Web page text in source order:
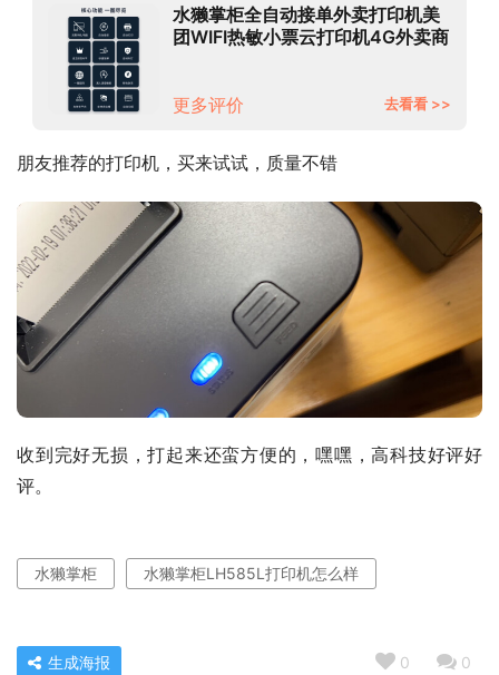
水獭掌柜全自动接单外卖打印机美
团WIFI热敏小票云打印机4G外卖商
+手动撕纸
更多评价 去看看 >>
朋友推荐的打印机，买来试试，质量不错
收到完好无损，打起来还蛮方便的，嘿嘿，高科技好评好
评。
水獭掌柜 水獭掌柜LH585L打印机怎么样
0 0
生成海报